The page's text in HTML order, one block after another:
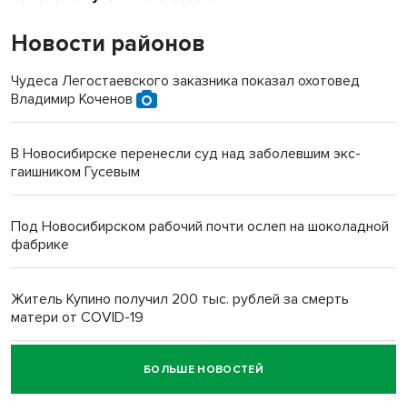
Новости районов
Чудеса Легостаевского заказника показал охотовед
Владимир Коченов
В Новосибирске перенесли суд над заболевшим экс-
гаишником Гусевым
Под Новосибирском рабочий почти ослеп на шоколадной
фабрике
Житель Купино получил 200 тыс. рублей за смерть
матери от COVID-19
Новосибирский суд наказал водителя за смерть
пенсионерки на вокзале
БОЛЬШЕ НОВОСТЕЙ